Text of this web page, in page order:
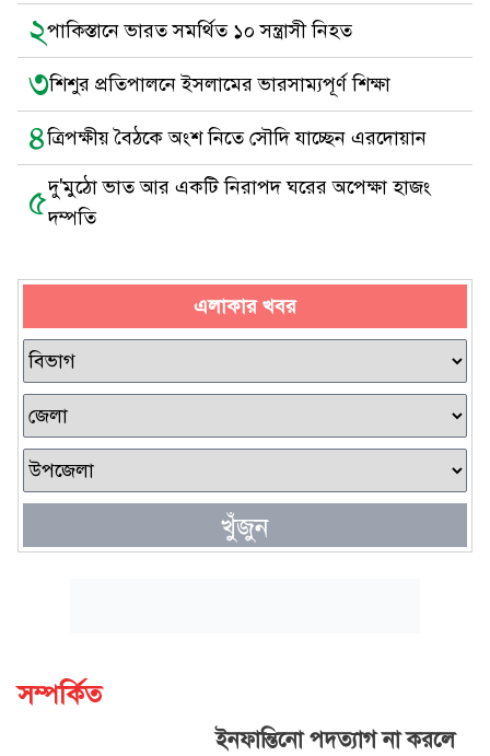
২পাকিস্তানে ভারত সমর্থিত ১০ সন্ত্রাসী নিহত
৩শিশুর প্রতিপালনে ইসলামের ভারসাম্যপূর্ণ শিক্ষা
৪ত্রিপক্ষীয় বৈঠকে অংশ নিতে সৌদি যাচ্ছেন এরদোয়ান
৫দু'মুঠো ভাত আর একটি নিরাপদ ঘরের অপেক্ষা হাজং
দম্পতি
এলাকার খবর
খুঁজুন
সম্পর্কিত
ইনফান্তিনো পদত্যাগ না করলে